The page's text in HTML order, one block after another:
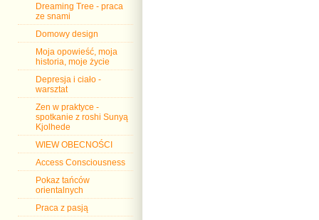
Dreaming Tree - praca
ze snami
Domowy design
Moja opowieść, moja
historia, moje życie
Depresja i ciało -
warsztat
Zen w praktyce -
spotkanie z roshi Sunyą
Kjolhede
WIEW OBECNOŚCI
Access Consciousness
Pokaz tańców
orientalnych
Praca z pasją